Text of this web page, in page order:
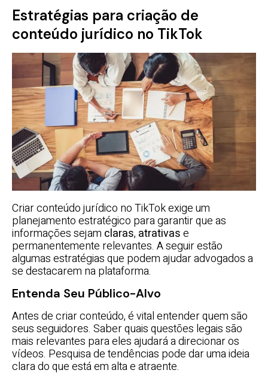
Estratégias para criação de
conteúdo jurídico no TikTok
Criar conteúdo jurídico no TikTok exige um
planejamento estratégico para garantir que as
informações sejam claras, atrativase
permanentemente relevantes. A seguir estão
algumas estratégias que podem ajudar advogados a
se destacarem na plataforma.
Entenda Seu Público-Alvo
Antes de criar conteúdo, é vital entender quem são
seus seguidores. Saber quais questões legais são
mais relevantes para eles ajudará a direcionar os
vídeos. Pesquisa de tendências pode dar uma ideia
clara do que está em alta e atraente.